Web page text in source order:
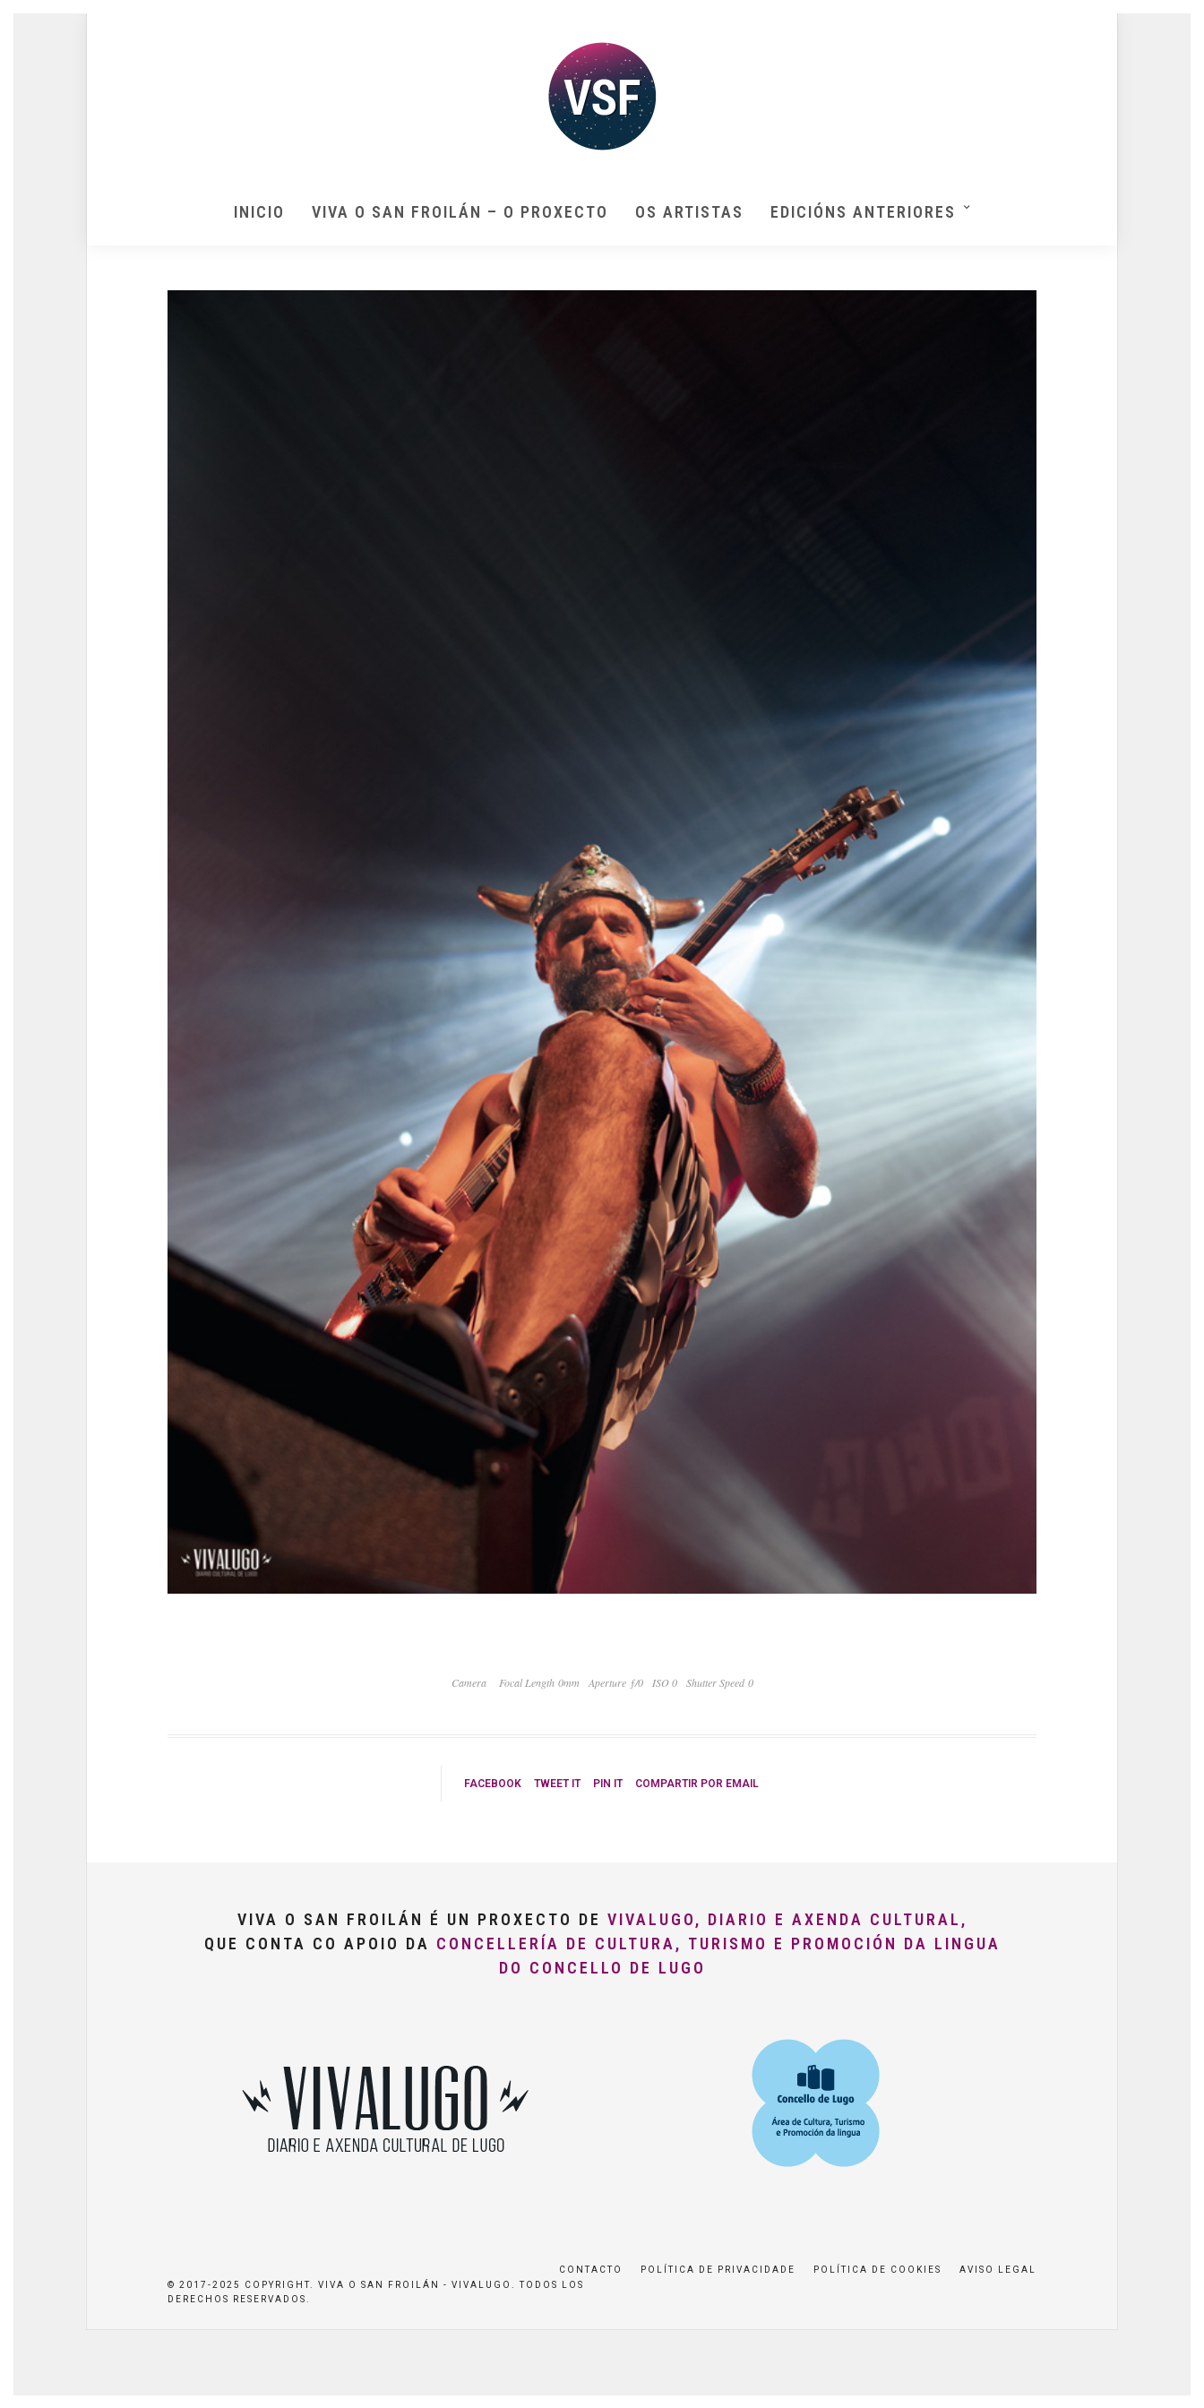
INICIO VIVA O SAN FROILÁN – O PROXECTO OS ARTISTAS EDICIÓNS ANTERIORES
Camera Focal Length 0mm Aperture ƒ/0 ISO 0 Shutter Speed 0
FACEBOOK TWEET IT PIN IT COMPARTIR POR EMAIL
VIVA O SAN FROILÁN É UN PROXECTO DE VIVALUGO, DIARIO E AXENDA CULTURAL,
QUE CONTA CO APOIO DA CONCELLERÍA DE CULTURA, TURISMO E PROMOCIÓN DA LINGUA
DO CONCELLO DE LUGO
CONTACTO POLÍTICA DE PRIVACIDADE POLÍTICA DE COOKIES
AVISO LEGAL
© 2017-2025 COPYRIGHT. VIVA O SAN FROILÁN - VIVALUGO. TODOS LOS
DERECHOS RESERVADOS.